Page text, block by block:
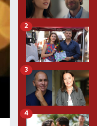
2
3
4